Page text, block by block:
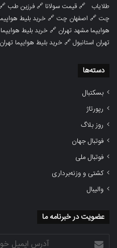
طلایاب 🔗قیمت سولانا 🔗فرزین طب
چت 🔗 اصفهان چت 🔗خرید بلیط
هوایپما مشهد تهران 🔗خرید بلیط
تهران استانبول🔗خرید بلیط هوایپما
دسته‌ها
بسکتبال
رپورتاژ
روز بلاگ
فوتبال جهان
فوتبال ملی
کشتی و وزنه‌برداری
والیبال
عضویت در خبرنامه ما
آدرس